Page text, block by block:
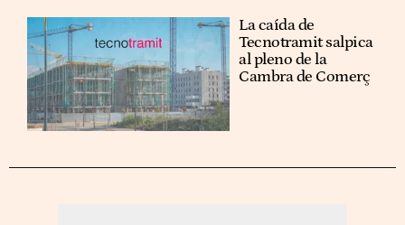
La caída de
Tecnotramit salpica
al pleno de la
Cambra de Comerç